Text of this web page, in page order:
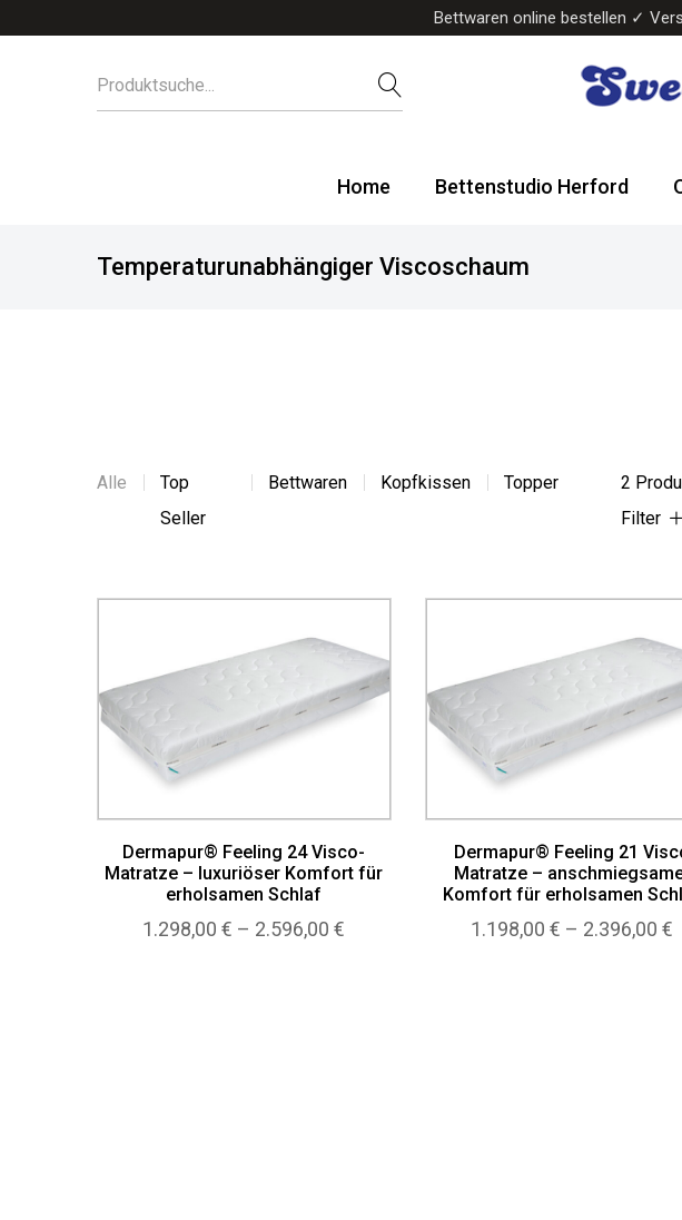
Bettwaren online bestellen ✓
Bettenstudio
Home Bettenstudio Herford
Temperaturunabhängiger Viscoschaum
Alle
Top
Seller
Bettwaren Kopfkissen Topper 2
Filter
Dermapur® Feeling 24 Visco-
Matratze – luxuriöser Komfort für
erholsamen Schlaf
1.298,00€ – 2.596,00€
Dermapur® Feeling 21
Matratze –
Komfort für erholsamen
1.198,00€ – 2.396,00€